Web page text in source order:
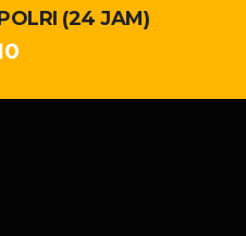
(24 JAM)